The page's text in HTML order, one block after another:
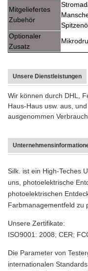
Mitgeliefertes
Zubehör
Optionaler
Zusatz
Unsere Dienstleistungen
Wir können durch DHL,
Haus-Haus usw. aus,
ausgenommen
Silk. ist ein High-Teches
uns, photoelektrische
photoelektrischen
Farbmanagementfeld zu
Unsere Zertifikate:
ISO9001: 2008; CER;
Die Parameter von
internationalen